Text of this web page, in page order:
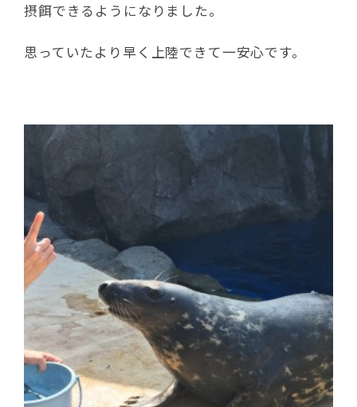
摂餌できるようになりました。
思っていたより早く上陸できて一安心です。